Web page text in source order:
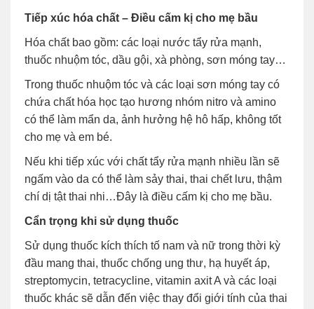
Tiếp xúc hóa chất – Điều cấm kị cho mẹ bầu
Hóa chất bao gồm: các loại nước tẩy rửa mạnh,
thuốc nhuộm tóc, dầu gội, xà phòng, sơn móng tay…
Trong thuốc nhuộm tóc và các loại sơn móng tay có
chứa chất hóa học tạo hương nhóm nitro và amino
có thể làm mẩn da, ảnh hưởng hệ hô hấp, không tốt
cho mẹ và em bé.
Nếu khi tiếp xúc với chất tẩy rửa mạnh nhiều lần sẽ
ngấm vào da có thể làm sảy thai, thai chết lưu, thậm
chí dị tật thai nhi…Đây là điều cấm kị cho mẹ bầu.
Cẩn trọng khi sử dụng thuốc
Sử dụng thuốc kích thích tố nam và nữ trong thời kỳ
đầu mang thai, thuốc chống ung thư, hạ huyết áp,
streptomycin, tetracycline, vitamin axit A và các loại
thuốc khác sẽ dẫn đến việc thay đổi giới tính của thai